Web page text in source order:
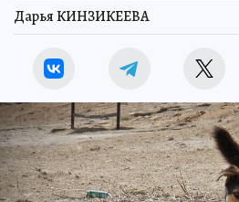
Дарья КИНЗИКЕЕВА